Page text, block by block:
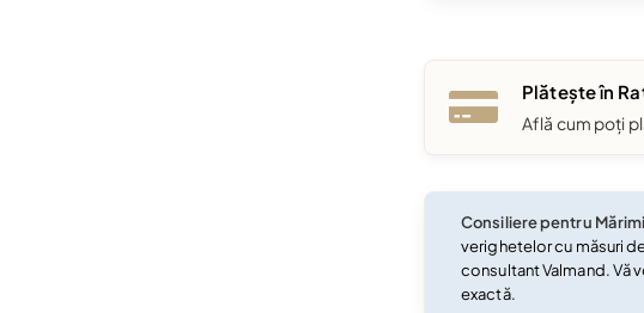
Plătește în
Află cum poți
Consiliere pentru
verighetelor cu măsuri
consultant Valmand. Vă
exactă.